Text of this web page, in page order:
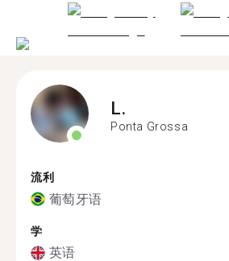
L.
Ponta Grossa
流利
葡萄牙语
学
英语